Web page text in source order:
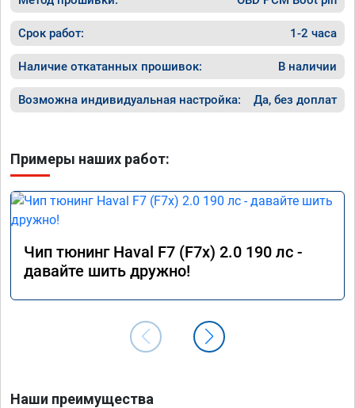
Срок работ: 1-2 часа
Наличие откатанных прошивок: В наличии
Возможна индивидуальная настройка: Да, без доплат
Примеры наших работ:
Чип тюнинг Haval F7 (F7x) 2.0 190 лс -
давайте шить дружно!
Наши преимущества